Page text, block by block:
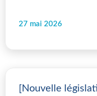
27 mai 2026
[Nouvelle